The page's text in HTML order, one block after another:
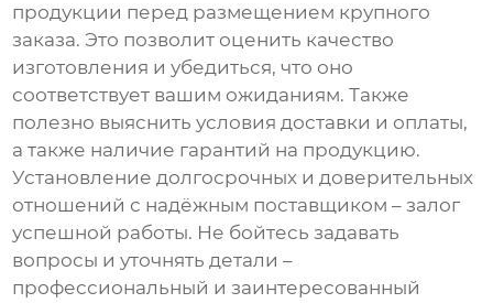
продукции перед размещением крупного
заказа. Это позволит оценить качество
изготовления и убедиться, что оно
соответствует вашим ожиданиям. Также
полезно выяснить условия доставки и оплаты,
а также наличие гарантий на продукцию.
Установление долгосрочных и доверительных
отношений с надёжным поставщиком – залог
успешной работы. Не бойтесь задавать
вопросы и уточнять детали –
профессиональный и заинтересованный